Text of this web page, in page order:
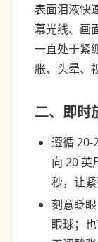
表面泪液快
幕光线、画
一直处于紧
胀、头晕、
二、即时
遵循 20-
向 20 英
秒，让
刻意眨
眼球；